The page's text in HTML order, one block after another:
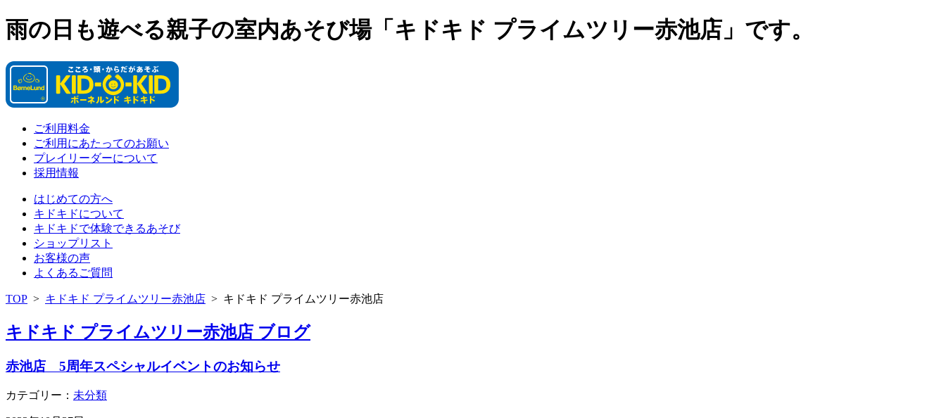
雨の日も遊べる親子の室内あそび場「キドキド プライムツリー赤池店」です。
ご利用料金
ご利用にあたってのお願い
プレイリーダーについて
採用情報
はじめての方へ
キドキドについて
キドキドで体験できるあそび
ショップリスト
お客様の声
よくあるご質問
TOP > キドキド プライムツリー赤池店 > キドキド プライムツリー赤池店
キドキド プライムツリー赤池店 ブログ
赤池店 5周年スペシャルイベントのお知らせ
カテゴリー： 未分類